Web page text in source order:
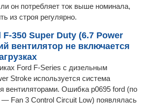
он потребляет ток выше номинала,
из строя регулярно.
350 Super Duty (6.7 Power
вентилятор не включается
Ford F-Series с дизельным
Stroke используется система
вентиляторами. Ошибка p0695 ford (по
Fan 3 Control Circuit Low) появлялась